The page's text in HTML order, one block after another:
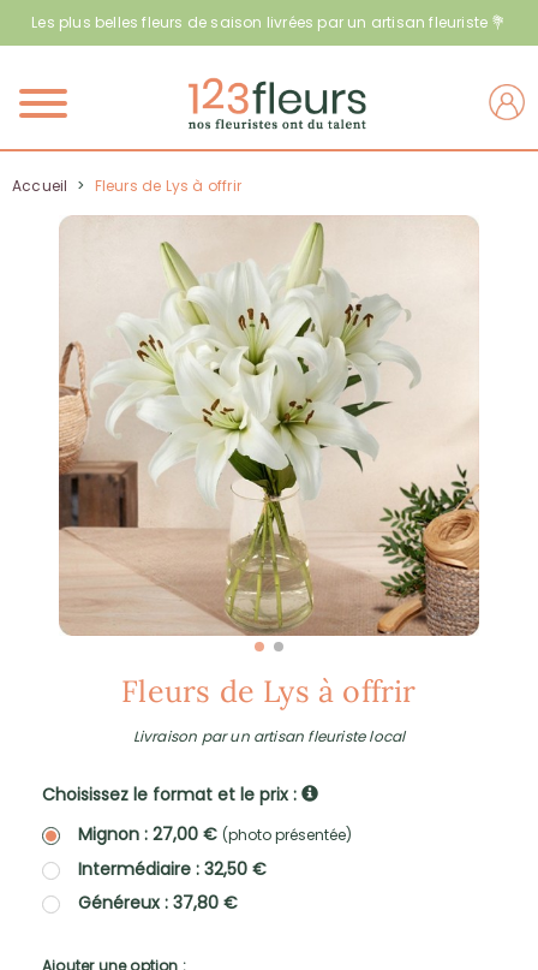
Les plus belles fleurs de saison livrées par un artisan fleuriste 💐
Menu
Accueil > Fleurs de Lys à offrir
Fleurs de Lys à offrir
Livraison par un artisan fleuriste local
Choisissez le format et le prix :
Mignon : 27,00 € (photo présentée)
Intermédiaire : 32,50 €
Généreux : 37,80 €
Ajouter une option :